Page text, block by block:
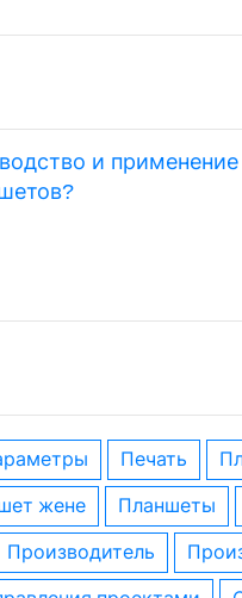
и применение
печать
жене планшеты
производитель